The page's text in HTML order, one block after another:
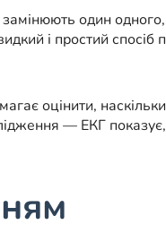
один
і простий спосіб
оцінити,
— ЕКГ